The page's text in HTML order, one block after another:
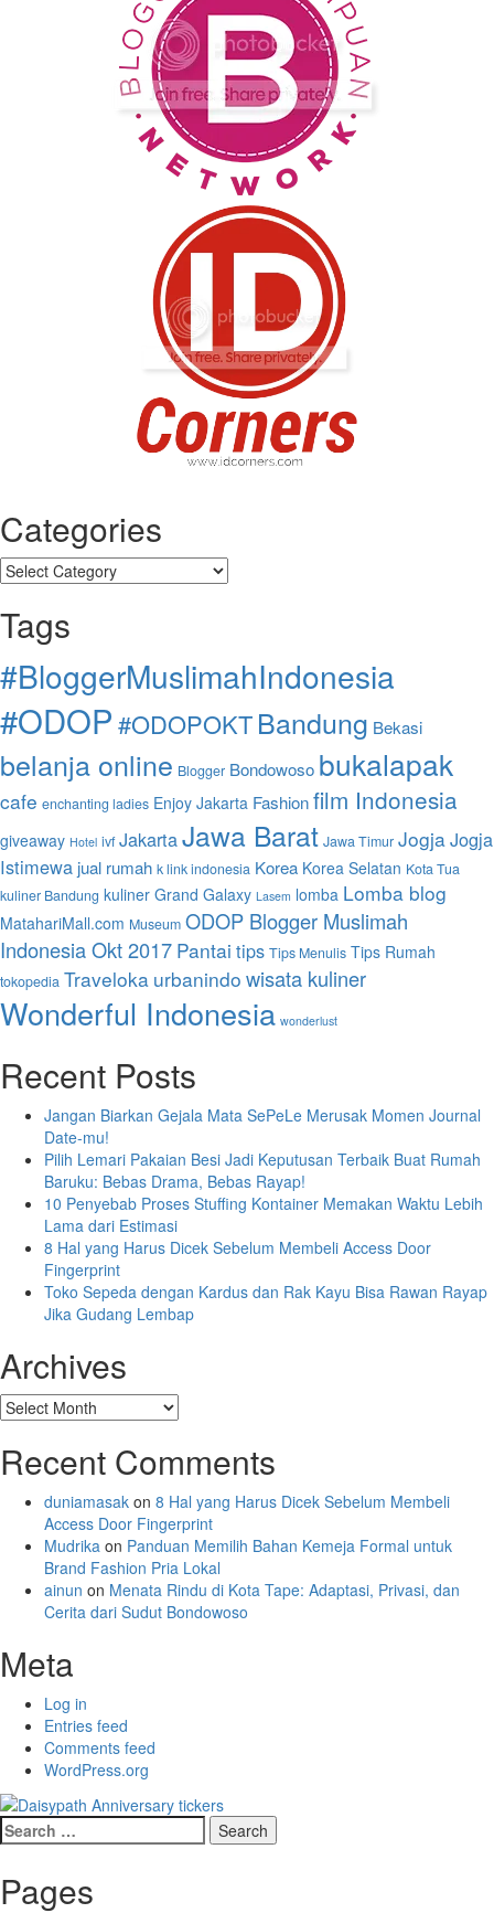
Categories
Categories
Tags
#BloggerMuslimahIndonesia
#ODOP#ODOPOKTBandung Bekasi
belanja online Blogger Bondowoso bukalapak
cafe enchanting ladies Enjoy Jakarta Fashionfilm Indonesia
giveaway Hotel ivf JakartaJawa Barat Jawa Timur Jogja Jogja
Istimewa jual rumah k link indonesia Korea Korea Selatan Kota Tua
kuliner Bandung kuliner Grand Galaxy Lasem lomba Lomba blog
MatahariMall.com Museum ODOP Blogger Muslimah
Indonesia Okt 2017 Pantai tips Tips Menulis Tips Rumah
tokopedia Traveloka urbanindo wisata kuliner
Wonderful Indonesia wonderlust
Recent Posts
Jangan Biarkan Gejala Mata SePeLe Merusak Momen Journal
Date-mu!
Pilih Lemari Pakaian Besi Jadi Keputusan Terbaik Buat Rumah
Baruku: Bebas Drama, Bebas Rayap!
10 Penyebab Proses Stuffing Kontainer Memakan Waktu Lebih
Lama dari Estimasi
8 Hal yang Harus Dicek Sebelum Membeli Access Door
Fingerprint
Toko Sepeda dengan Kardus dan Rak Kayu Bisa Rawan Rayap
Jika Gudang Lembap
Archives
Archives
Recent Comments
duniamasak on 8 Hal yang Harus Dicek Sebelum Membeli
Access Door Fingerprint
Mudrika on Panduan Memilih Bahan Kemeja Formal untuk
Brand Fashion Pria Lokal
ainun on Menata Rindu di Kota Tape: Adaptasi, Privasi, dan
Cerita dari Sudut Bondowoso
Meta
Log in
Entries feed
Comments feed
WordPress.org
Search
for:
Pages